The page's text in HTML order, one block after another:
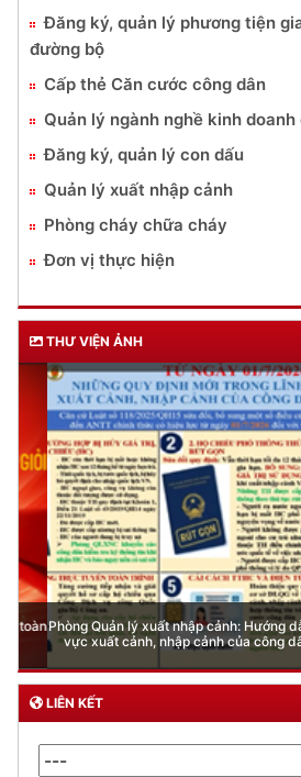
Đăng ký, quản lý phương tiện
đường bộ
Cấp thẻ Căn cước công dân
Quản lý ngành nghề kinh
Đăng ký, quản lý con dấu
Quản lý xuất nhập cảnh
Phòng cháy chữa cháy
Đơn vị thực hiện
THƯ VIỆN ẢNH
Phòng Quản lý xuất nhập cảnh: Hướng dẫn
vực xuất cảnh, nhập cảnh của công dân
LIÊN KẾT